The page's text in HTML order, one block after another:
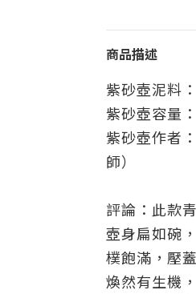
商品描述
紫砂壺泥料
紫砂壺容量
紫砂壺作者
師）
評論：此款
壺身扁如碗
樸飽滿，壓
煥然有生機